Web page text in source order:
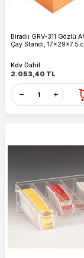
Biradlı GRV-311 Gözlü
Çay Standı, 17x29x7.5
Kdv Dahil
2.053,40 TL